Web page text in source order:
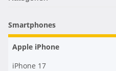
Smartphones
Apple iPhone
iPhone 17